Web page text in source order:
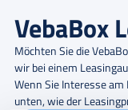
VebaBox
Möchten Sie die
wir bei einem
Wenn Sie Interesse am
unten, wie der